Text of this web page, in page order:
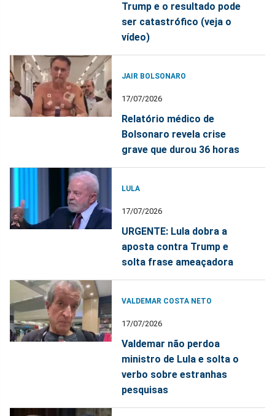
Trump e o resultado pode
ser catastrófico (veja o
vídeo)
JAIR BOLSONARO
17/07/2026
Relatório médico de
Bolsonaro revela crise
grave que durou 36 horas
LULA
17/07/2026
URGENTE: Lula dobra a
aposta contra Trump e
solta frase ameaçadora
VALDEMAR COSTA NETO
17/07/2026
Valdemar não perdoa
ministro de Lula e solta o
verbo sobre estranhas
pesquisas